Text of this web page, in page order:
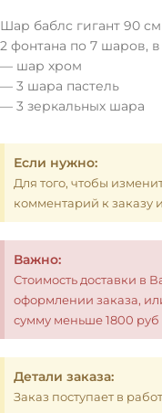
Шар баблс гигант 90
2 фонтана по 7 шаров,
— шар хром
— 3 шара пастель
— 3 зеркальных шара
Если нужно:
Для того, чтобы
комментарий к заказу
Важно:
Стоимость доставки в
оформлении заказа,
сумму меньше 1800 руб
Детали заказа:
Заказ поступает в